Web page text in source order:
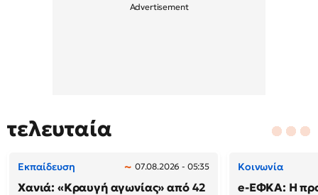
τελευταία
Εκπαίδευση 07.08.2026 - 05:35
Χανιά: «Κραυγή αγωνίας» από 42
Κοινωνία
e-ΕΦΚΑ: Η